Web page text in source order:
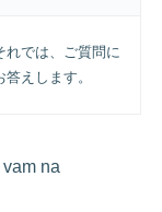
れでは、ご質問に
答えします。
na